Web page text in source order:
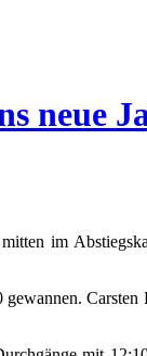
neue
im
Carsten